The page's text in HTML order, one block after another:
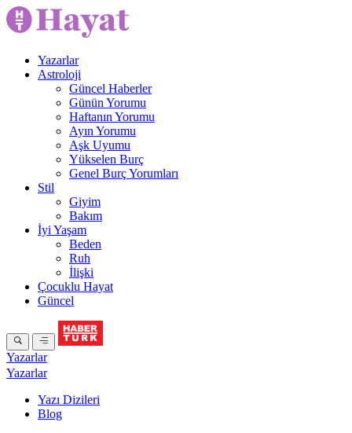
Yazarlar
Astroloji
Güncel Haberler
Günün Yorumu
Haftanın Yorumu
Ayın Yorumu
Aşk Uyumu
Yükselen Burç
Genel Burç Yorumları
Stil
Giyim
Bakım
İyi Yaşam
Beden
Ruh
İlişki
Çocuklu Hayat
Güncel
Yazarlar
Yazarlar
Yazı Dizileri
Blog